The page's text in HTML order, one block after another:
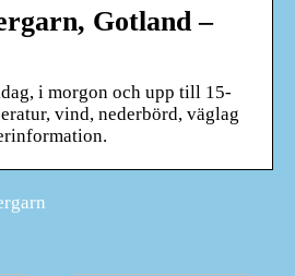
Gotland –
i morgon och upp till 15-
vind, nederbörd, väglag